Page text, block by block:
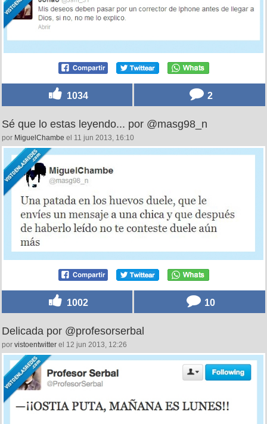
1034 2
Sé que lo estas leyendo... por @masg98_n
por MiguelChambe el 11 jun 2013, 16:10
1002 10
Delicada por @profesorserbal
por vistoentwitter el 12 jun 2013, 12:26